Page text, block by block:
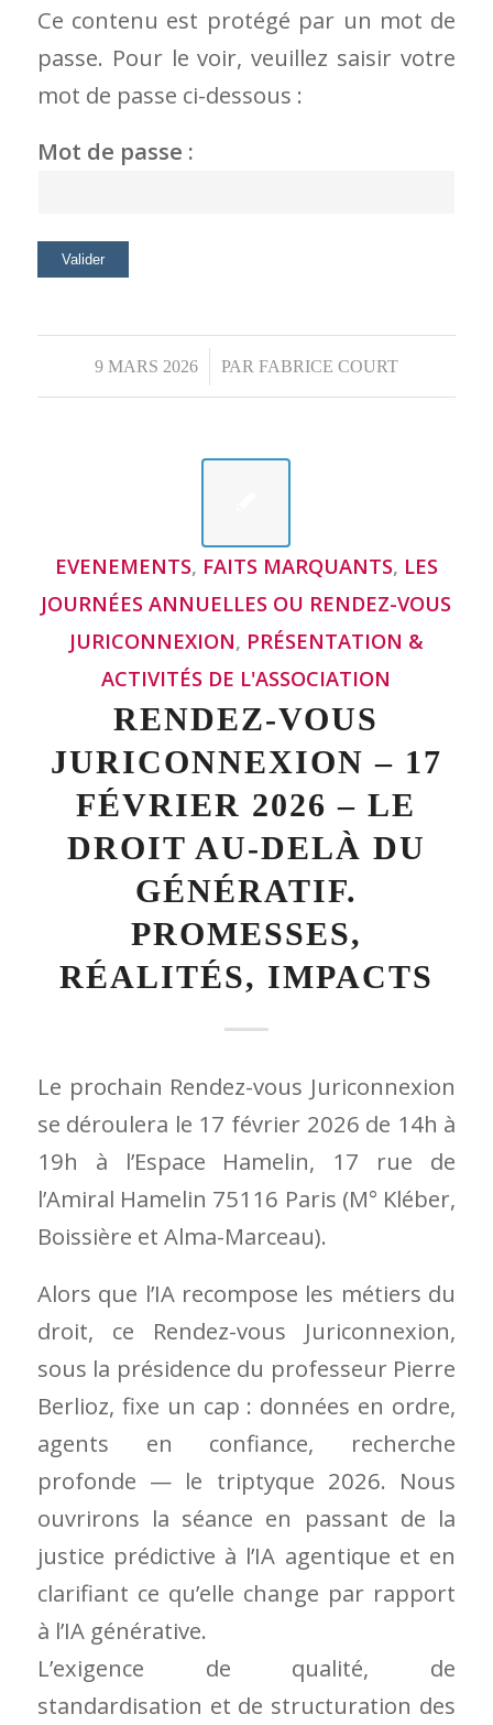
Ce contenu est protégé par un mot de
passe. Pour le voir, veuillez saisir votre
mot de passe ci-dessous :
Mot de passe :
9 MARS 2026
/ PAR FABRICE COURT
EVENEMENTS, FAITS MARQUANTS, LES
JOURNÉES ANNUELLES OU RENDEZ-VOUS
JURICONNEXION, PRÉSENTATION &
ACTIVITÉS DE L'ASSOCIATION
RENDEZ-VOUS
JURICONNEXION – 17
FÉVRIER 2026 – LE
DROIT AU-DELÀ DU
GÉNÉRATIF.
PROMESSES,
RÉALITÉS, IMPACTS
Le prochain Rendez-vous Juriconnexion
se déroulera le 17 février 2026 de 14h à
19h à l’Espace Hamelin, 17 rue de
l’Amiral Hamelin 75116 Paris (M° Kléber,
Boissière et Alma-Marceau).
Alors que l’IA recompose les métiers du
droit, ce Rendez-vous Juriconnexion,
sous la présidence du professeur Pierre
Berlioz, fixe un cap : données en ordre,
agents en confiance, recherche
profonde — le triptyque 2026. Nous
ouvrirons la séance en passant de la
justice prédictive à l’IA agentique et en
clarifiant ce qu’elle change par rapport
à l’IA générative.
L’exigence de qualité, de
standardisation et de structuration des